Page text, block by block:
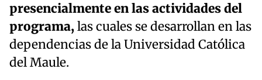
presencialmente en las actividades del
programa,las cuales se desarrollan en las
dependencias de la Universidad Católica
del Maule.